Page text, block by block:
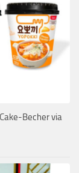
Becher via